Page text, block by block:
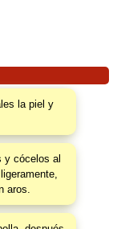
la piel y
y cócelos al
aros.